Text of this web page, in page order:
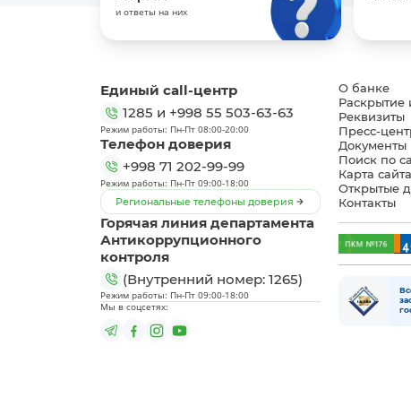
и ответы на них
Единый call-центр
1285 и +998 55 503-63-63
Режим работы: Пн-Пт 08:00-20:00
Телефон доверия
+998 71 202-99-99
Режим работы: Пн-Пт 09:00-18:00
Региональные телефоны доверия
Горячая линия департамента
Антикоррупционного
контроля
(Внутренний номер: 1265)
Режим работы: Пн-Пт 09:00-18:00
Мы в соцсетях:
О банке
Реквизиты
Пресс-
Документы
Поиск по
Карта сайта
Открытые
Контакты